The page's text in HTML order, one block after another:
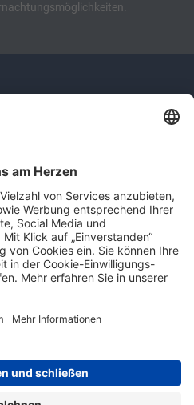
und
unseren Online-
Barrierefreiheit